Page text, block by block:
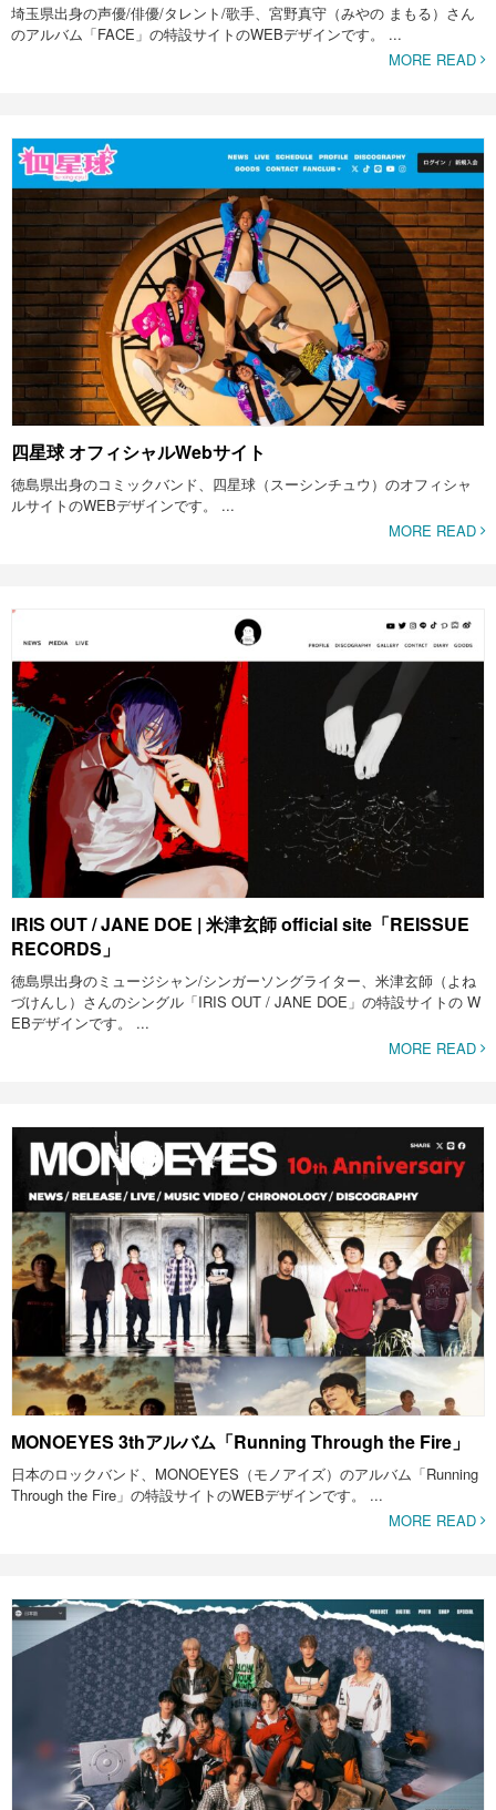
埼玉県出身の声優/俳優/タレント/歌手、宮野真守（みやの まもる）さん
のアルバム「FACE」の特設サイトのWEBデザインです。 ...
MORE READ
四星球 オフィシャルWebサイト
徳島県出身のコミックバンド、四星球（スーシンチュウ）のオフィシャ
ルサイトのWEBデザインです。 ...
MORE READ
IRIS OUT / JANE DOE | 米津玄師 official site「REISSUE
RECORDS」
徳島県出身のミュージシャン/シンガーソングライター、米津玄師（よね
づけんし）さんのシングル「IRIS OUT / JANE DOE」の特設サイトの W
EBデザインです。 ...
MORE READ
MONOEYES 3thアルバム「Running Through the Fire」
日本のロックバンド、MONOEYES（モノアイズ）のアルバム「Running
Through the Fire」の特設サイトのWEBデザインです。 ...
MORE READ